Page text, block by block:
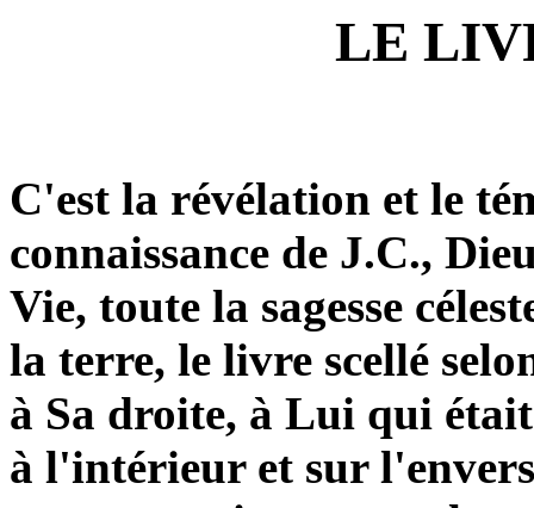
LE
C'est la révélation et le
connaissance de J.C.,
Vie, toute la sagesse
la terre, le livre scellé
à Sa droite, à Lui qui
à l'intérieur et sur